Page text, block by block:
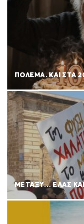
ΠΟΛΈΜΑ. ΚΑΙ ΣΤΑ
ΜΕΤΑΞΥ… ΕΛΑΣ ΚΑΙ